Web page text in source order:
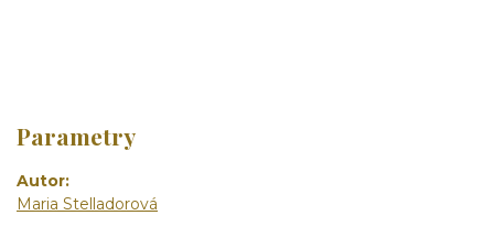
Parametry
Autor
Maria Stelladorová